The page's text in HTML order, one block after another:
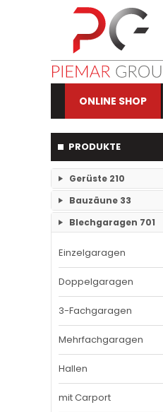
ONLINE SHOP
PRODUKTE
Gerüste 210
RAM- 1 Gerüst Breite 73
Bauzäune 33
Einzelteile Bauzäune
Bauzäune SET
Blechgaragen 701
Einzelgaragen
Doppelgaragen
3-Fachgaragen
Mehrfachgaragen
Hallen
mit Carport